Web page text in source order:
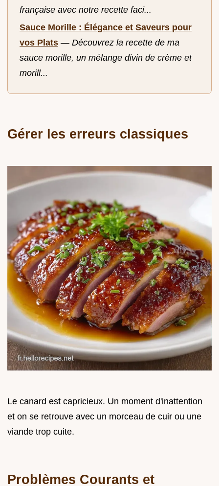
française avec notre recette faci...
Sauce Morille : Élégance et Saveurs pour
vos Plats — Découvrez la recette de ma
sauce morille, un mélange divin de crème et
morill...
Gérer les erreurs classiques
Le canard est capricieux. Un moment d'inattention
et on se retrouve avec un morceau de cuir ou une
viande trop cuite.
Problèmes Courants et